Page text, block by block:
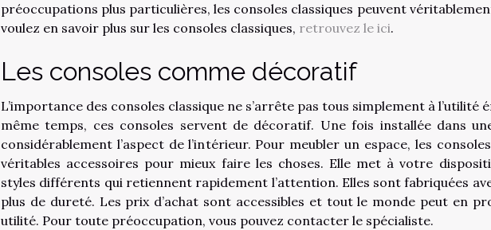
préoccupations plus particulières, les consoles classiques peuvent
voulez en savoir plus sur les consoles classiques, retrouvez le ici.
Les consoles comme décoratif
L’importance des consoles classique ne s’arrête pas tous simplement à l’utilité
même temps, ces consoles servent de décoratif. Une fois installée dans
considérablement l’aspect de l’intérieur. Pour meubler un espace, les
véritables accessoires pour mieux faire les choses. Elle met à votre
styles différents qui retiennent rapidement l’attention. Elles sont fabriquées
plus de dureté. Les prix d’achat sont accessibles et tout le monde peut en
utilité. Pour toute préoccupation, vous pouvez contacter le spécialiste.